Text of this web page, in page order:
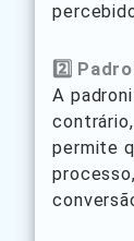
2️⃣
A
permite